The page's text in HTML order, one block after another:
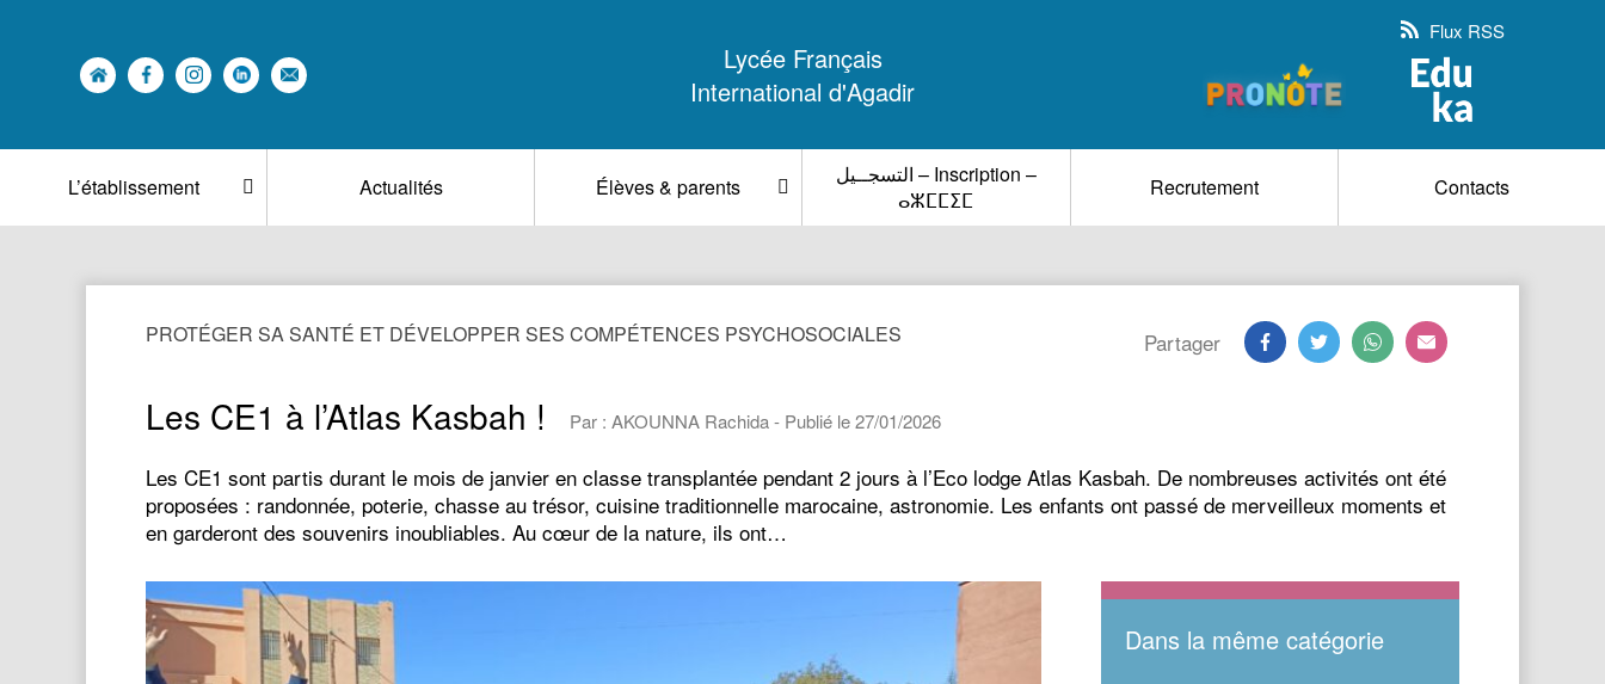
Lycée Français
International d'Agadir
Flux RSS
L’établissement Actualités Élèves & parents
التسجــيل – Inscription –
ⴰⵣⵎⵎⵉⵎ
Recrutement Contacts
PROTÉGER SA SANTÉ ET DÉVELOPPER SES COMPÉTENCES PSYCHOSOCIALES Partager
Les CE1 à l’Atlas Kasbah ! Par : AKOUNNA Rachida - Publié le 27/01/2026
Les CE1 sont partis durant le mois de janvier en classe transplantée pendant 2 jours à l’Eco lodge Atlas Kasbah. De nombreuses activités ont été
proposées : randonnée, poterie, chasse au trésor, cuisine traditionnelle marocaine, astronomie. Les enfants ont passé de merveilleux moments et
en garderont des souvenirs inoubliables. Au cœur de la nature, ils ont…
Dans la même catégorie